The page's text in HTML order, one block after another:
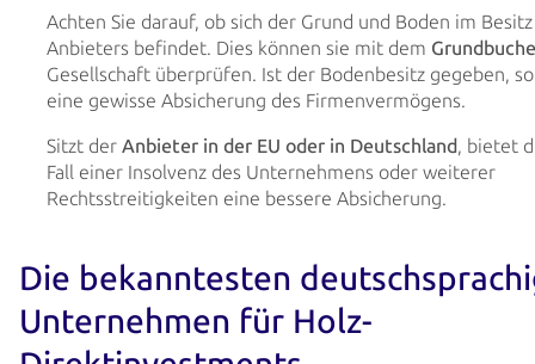
Achten Sie darauf, ob sich der Grund und Boden im
Anbieters befindet. Dies können sie mit dem
Gesellschaft überprüfen. Ist der Bodenbesitz gegeben,
eine gewisse Absicherung des Firmenvermögens.
Sitzt der Anbieter in der EU oder in Deutschland, bietet
Fall einer Insolvenz des Unternehmens oder weiterer
Rechtsstreitigkeiten eine bessere Absicherung.
Die bekanntesten
Unternehmen für Holz-